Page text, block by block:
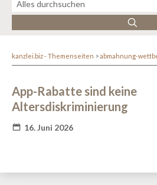
kanzlei.biz - Themenseiten abmahnung-
App-Rabatte sind keine
Altersdiskriminierung
16. Juni 2026